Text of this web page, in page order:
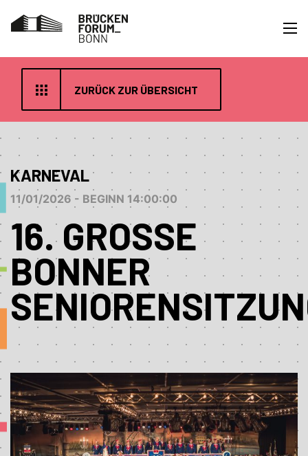
ZURÜCK ZUR ÜBERSICHT
KARNEVAL
11/01/2026 - BEGINN 14:00:00
16. GROSSE B
ONNER S
ENIORENSITZUNG